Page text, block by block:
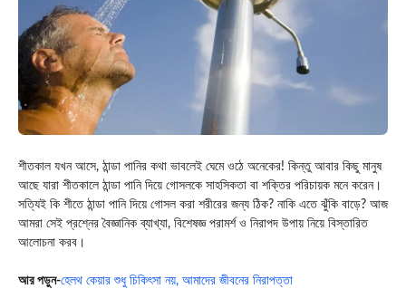
শীতকাল যখন আসে, ঠান্ডা পানির কথা ভাবলেই ঘেমে ওঠে অনেকের! কিন্তু আবার কিছু মানুষ
আছে যারা শীতকালে ঠান্ডা পানি দিয়ে গোসলকে সাহসিকতা বা শক্তির পরিচায়ক মনে করেন।
সত্যিই কি শীতে ঠান্ডা পানি দিয়ে গোসল করা শরীরের জন্য ঠিক? নাকি এতে ঝুঁকি বাড়ে? আজ
আমরা সেই প্রশ্নের বৈজ্ঞানিক ব্যাখ্যা, বিশেষজ্ঞ পরামর্শ ও নিরাপদ উপায় নিয়ে বিস্তারিত
আলোচনা করব।
আর পড়ুন-হেলথ কেয়ার শুধু চিকিৎসা নয়, আমাদের জীবনের নিরাপত্তা